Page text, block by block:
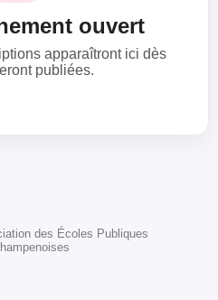
ouvert
apparaîtront ici dès
publiées.
des Écoles Publiques